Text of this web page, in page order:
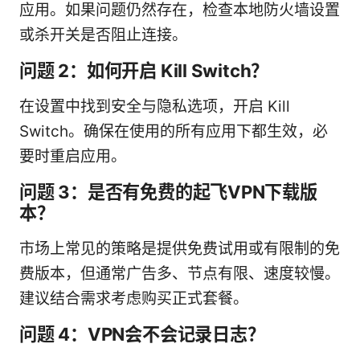
应用。如果问题仍然存在，检查本地防火墙设置
或杀开关是否阻止连接。
问题 2：如何开启 Kill Switch？
在设置中找到安全与隐私选项，开启 Kill
Switch。确保在使用的所有应用下都生效，必
要时重启应用。
问题 3：是否有免费的起飞VPN下载版
本？
市场上常见的策略是提供免费试用或有限制的免
费版本，但通常广告多、节点有限、速度较慢。
建议结合需求考虑购买正式套餐。
问题 4：VPN会不会记录日志？